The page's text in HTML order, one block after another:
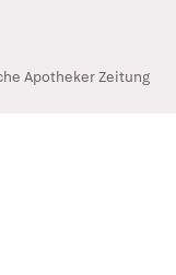
Apotheker Zeitung